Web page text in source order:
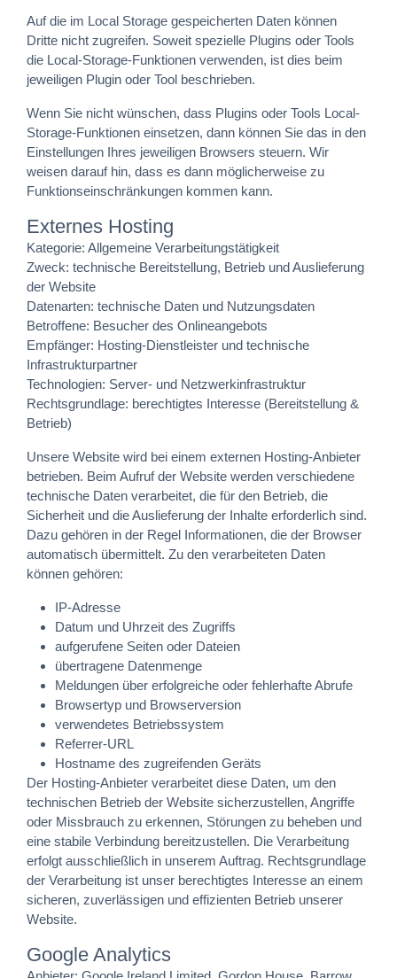
Auf die im Local Storage gespeicherten Daten können
Dritte nicht zugreifen. Soweit spezielle Plugins oder Tools
die Local-Storage-Funktionen verwenden, ist dies beim
jeweiligen Plugin oder Tool beschrieben.
Wenn Sie nicht wünschen, dass Plugins oder Tools Local-
Storage-Funktionen einsetzen, dann können Sie das in den
Einstellungen Ihres jeweiligen Browsers steuern. Wir
weisen darauf hin, dass es dann möglicherweise zu
Funktionseinschränkungen kommen kann.
Externes Hosting
Kategorie: Allgemeine Verarbeitungstätigkeit
Zweck: technische Bereitstellung, Betrieb und Auslieferung
der Website
Datenarten: technische Daten und Nutzungsdaten
Betroffene: Besucher des Onlineangebots
Empfänger: Hosting-Dienstleister und technische
Infrastrukturpartner
Technologien: Server- und Netzwerkinfrastruktur
Rechtsgrundlage: berechtigtes Interesse (Bereitstellung &
Betrieb)
Unsere Website wird bei einem externen Hosting-Anbieter
betrieben. Beim Aufruf der Website werden verschiedene
technische Daten verarbeitet, die für den Betrieb, die
Sicherheit und die Auslieferung der Inhalte erforderlich sind.
Dazu gehören in der Regel Informationen, die der Browser
automatisch übermittelt. Zu den verarbeiteten Daten
können gehören:
IP-Adresse
Datum und Uhrzeit des Zugriffs
aufgerufene Seiten oder Dateien
übertragene Datenmenge
Meldungen über erfolgreiche oder fehlerhafte Abrufe
Browsertyp und Browserversion
verwendetes Betriebssystem
Referrer-URL
Hostname des zugreifenden Geräts
Der Hosting-Anbieter verarbeitet diese Daten, um den
technischen Betrieb der Website sicherzustellen, Angriffe
oder Missbrauch zu erkennen, Störungen zu beheben und
eine stabile Verbindung bereitzustellen. Die Verarbeitung
erfolgt ausschließlich in unserem Auftrag. Rechtsgrundlage
der Verarbeitung ist unser berechtigtes Interesse an einem
sicheren, zuverlässigen und effizienten Betrieb unserer
Website.
Google Analytics